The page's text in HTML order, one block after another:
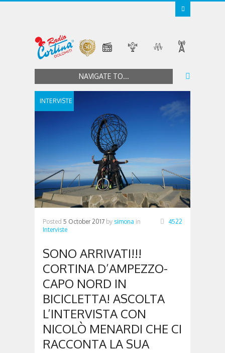
NAVIGATE TO...
INTERVISTE
Posted 5 October 2017 by simona in
Interviste
4522
SONO ARRIVATI!!!
CORTINA D’AMPEZZO-
CAPO NORD IN
BICICLETTA! ASCOLTA
L’INTERVISTA CON
NICOLÒ MENARDI CHE CI
RACCONTA LA SUA